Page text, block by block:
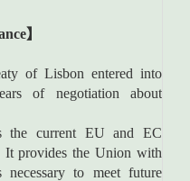
】
of Lisbon entered into
of negotiation about
the current EU and EC
It provides the Union with
to meet future